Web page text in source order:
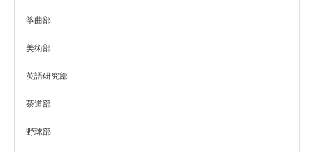
筝曲部
美術部
英語研究部
茶道部
野球部